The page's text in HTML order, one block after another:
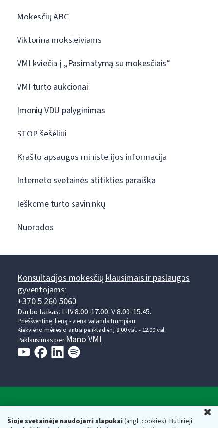
Šioje svetainėje naudojami slapukai(angl. cookies). Būtinieji
Mokesčių ABC
Viktorina moksleiviams
VMI kviečia į „Pasimatymą su mokesčiais“
VMI turto aukcionai
Įmonių VDU palyginimas
STOP šešėliui
Krašto apsaugos ministerijos informacija
Interneto svetainės atitikties paraiška
Ieškome turto savininkų
Nuorodos
Konsultacijos mokesčių klausimais ir paslaugos
gyventojams:
+370 5 260 5060
Darbo laikas: I-IV 8.00-17.00, V 8.00-15.45.
Prieššventinę dieną - viena valanda trumpiau.
Kiekvieno mėnesio antrą penktadienį 8.00 val. - 12.00 val.
Paklausimas perMano VMI
Valstybinė mokesčių inspekcija prie Lietuvos
Respublikos finansų ministerijos